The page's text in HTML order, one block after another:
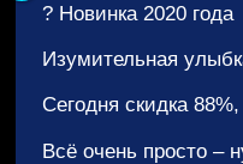
? Новинка 2020 года
Изумительная
Сегодня скидка 88%,
Всё очень просто –